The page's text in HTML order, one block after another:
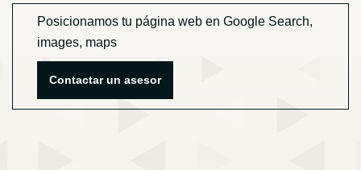
Posicionamos tu página web en Google Search,
images, maps
Contactar un asesor